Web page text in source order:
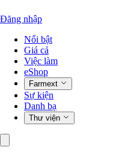
Đăng nhập
Nổi bật
Giá cả
Việc làm
eShop
Farmext
Sự kiện
Danh bạ
Thư viện